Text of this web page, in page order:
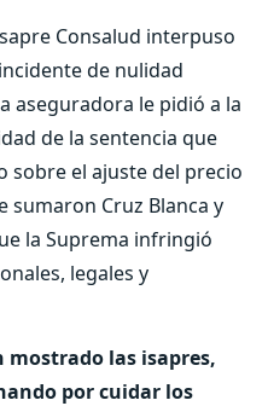
Consalud interpuso
de nulidad
aseguradora le pidió a la
de la sentencia que
sobre el ajuste del precio
sumaron Cruz Blanca y
la Suprema infringió
legales y
mostrado las isapres,
por cuidar los